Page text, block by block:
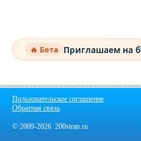
🔥 Бета Приглашаем на
Пользовательское соглашение
Обратная связь
© 2009-2026 200stran.ru